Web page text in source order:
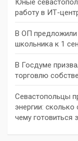
работу в ИТ-
В ОП предложили
школьника к 1
В Госдуме
торговлю
Севастопольцы
энергии:
чему готовиться